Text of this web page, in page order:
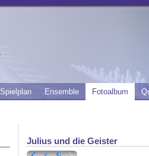
Spielplan Ensemble Fotoalbum
Julius und die Geister